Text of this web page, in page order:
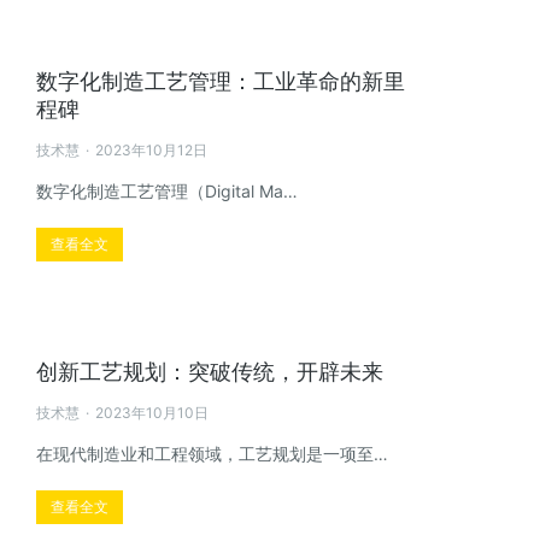
数字化制造工艺管理：工业革命的新里
程碑
技术慧 2023年10月12日
数字化制造工艺管理（Digital Ma…
查看全文
创新工艺规划：突破传统，开辟未来
技术慧 2023年10月10日
在现代制造业和工程领域，工艺规划是一项至…
查看全文